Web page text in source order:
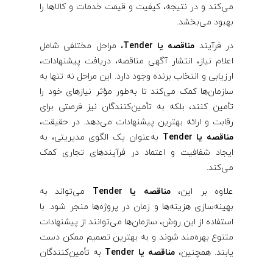
می‌کند و در نتیجه، کیفیت و قیمت خدمات و کالاها را
بهبود می‌بخشد.
در فرآیند مناقصه یا Tender،
مراحل مختلفی شامل
اعلام نیاز، انتشار آگهی مناقصه، دریافت پیشنهادات،
ارزیابی و انتخاب برنده وجود دارد. این مراحل نه تنها به
سازمان‌ها کمک می‌کند تا به‌طور مؤثر نیازهای خود را
تأمین کنند، بلکه به تأمین‌کنندگان نیز فرصتی برای
رقابت و ارائه بهترین پیشنهادات می‌دهد. در حقیقت،
مناقصه یا Tender
به‌عنوان یک الگوی مدیریتی، به
ایجاد شفافیت و اعتماد در فرآیندهای تجاری کمک
می‌کند.
علاوه بر این،مناقصه یا Tender
می‌تواند به
بهینه‌سازی هزینه‌ها و زمان در پروژه‌ها منجر شود. با
استفاده از این روش، سازمان‌ها می‌توانند از پیشنهادات
متنوع بهره‌مند شوند و به بهترین تصمیم ممکن دست
یابند. همچنین، مناقصه یا Tender
به تأمین‌کنندگان